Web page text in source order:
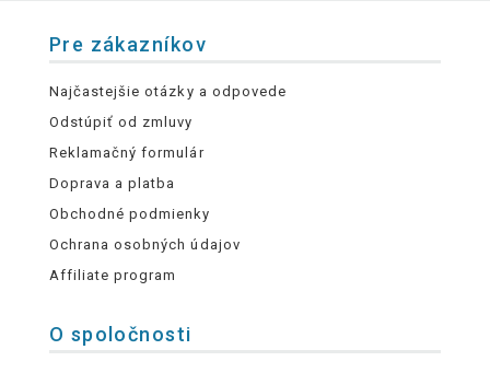
Pre zákazníkov
Najčastejšie otázky a odpovede
Odstúpiť od zmluvy
Reklamačný formulár
Doprava a platba
Obchodné podmienky
Ochrana osobných údajov
Affiliate program
O spoločnosti